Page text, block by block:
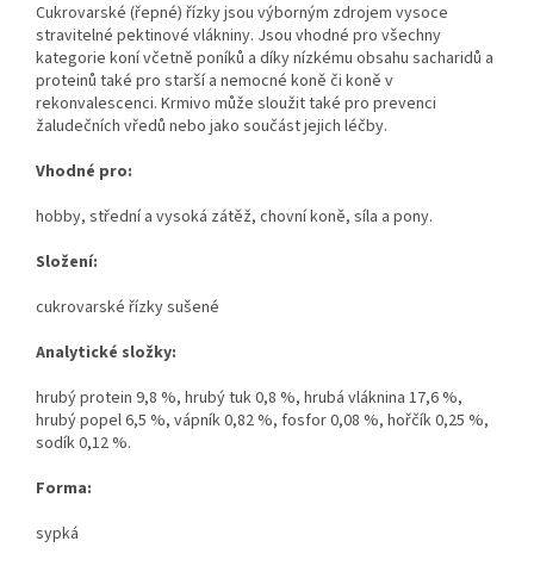
Cukrovarské (řepné) řízky jsou výborným zdrojem vysoce
stravitelné pektinové vlákniny. Jsou vhodné pro všechny
kategorie koní včetně poníků a díky nízkému obsahu sacharidů a
proteinů také pro starší a nemocné koně či koně v
rekonvalescenci. Krmivo může sloužit také pro prevenci
žaludečních vředů nebo jako součást jejich léčby.
Vhodné pro:
hobby, střední a vysoká zátěž, chovní koně, síla a pony.
Složení:
cukrovarské řízky sušené
Analytické složky:
hrubý protein 9,8 %, hrubý tuk 0,8 %, hrubá vláknina 17,6 %,
hrubý popel 6,5 %, vápník 0,82 %, fosfor 0,08 %, hořčík 0,25 %,
sodík 0,12 %.
Forma:
sypká